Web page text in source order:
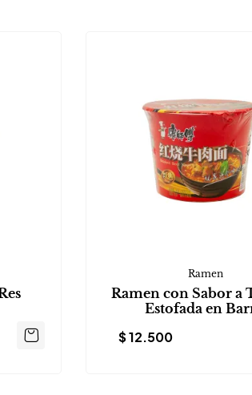
Ramen
Ramen con Sabor a
Estofada en
$12.500